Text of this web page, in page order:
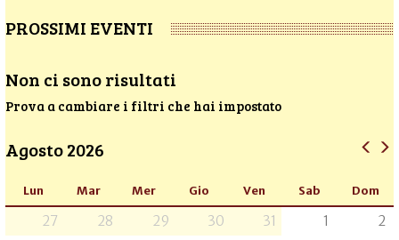
PROSSIMI EVENTI
Non ci sono risultati
Prova a cambiare i filtri che hai impostato
Agosto 2026
Lun Mar Mer Gio Ven Sab Dom
27 28 29 30 31 1
2